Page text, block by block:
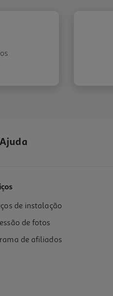
Ajuda
de instalação
de fotos
de afiliados